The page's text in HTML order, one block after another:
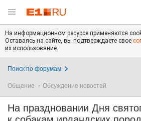
На информационном ресурсе применяются
Оставаясь на сайте, вы подтверждаете свое
их использование.
Поиск по форумам
Общение Обсуждение новостей
На праздновании Дня